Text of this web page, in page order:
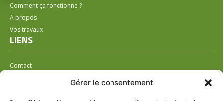
Gérer le consentement
Comment ça fonctionne ?
A propos
Vos travaux
LIENS
Contact